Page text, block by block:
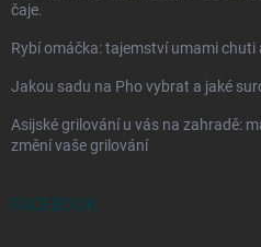
čaje.
Rybí omáčka: tajemství umami chuti
Jakou sadu na Pho vybrat a jaké
Asijské grilování u vás na zahradě:
změní vaše grilování
FACEBOOK